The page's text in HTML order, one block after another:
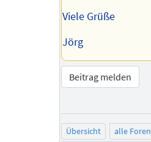
Viele Grüße
Jörg
Beitrag melden
Übersicht alle Foren